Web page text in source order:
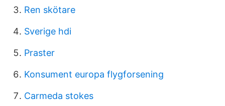
Ren skötare
Sverige hdi
Praster
Konsument europa flygforsening
Carmeda stokes